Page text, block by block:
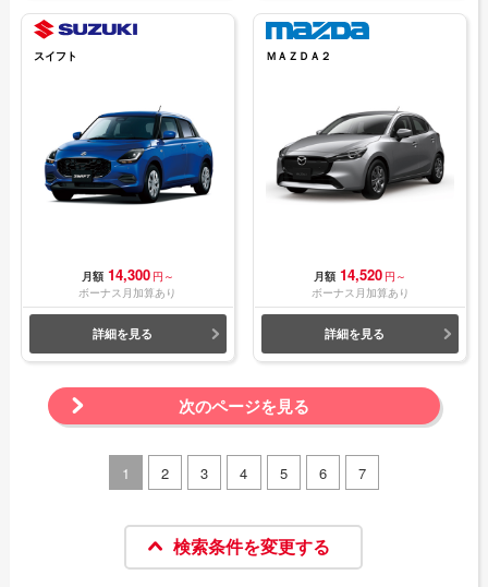
スイフト
月額 14,300 円～
ボーナス月加算あり
詳細を見る
ＭＡＺＤＡ２
月額 14,520 円～
ボーナス月加算あり
詳細を見る
次のページを見る
1 2 3 4 5 6 7
検索条件を変更する